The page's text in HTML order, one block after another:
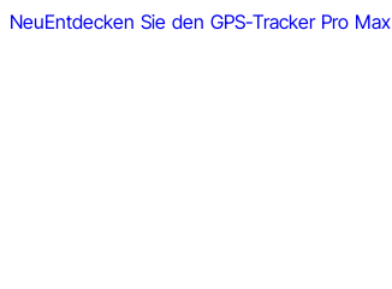
NeuEntdecken Sie den GPS-Tracker Pro Max